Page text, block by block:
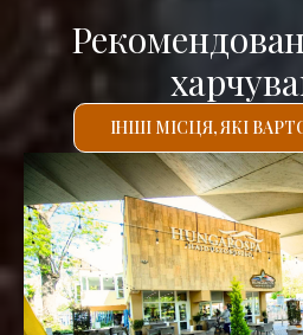
ІНШІ МІСЦЯ, ЯКІ